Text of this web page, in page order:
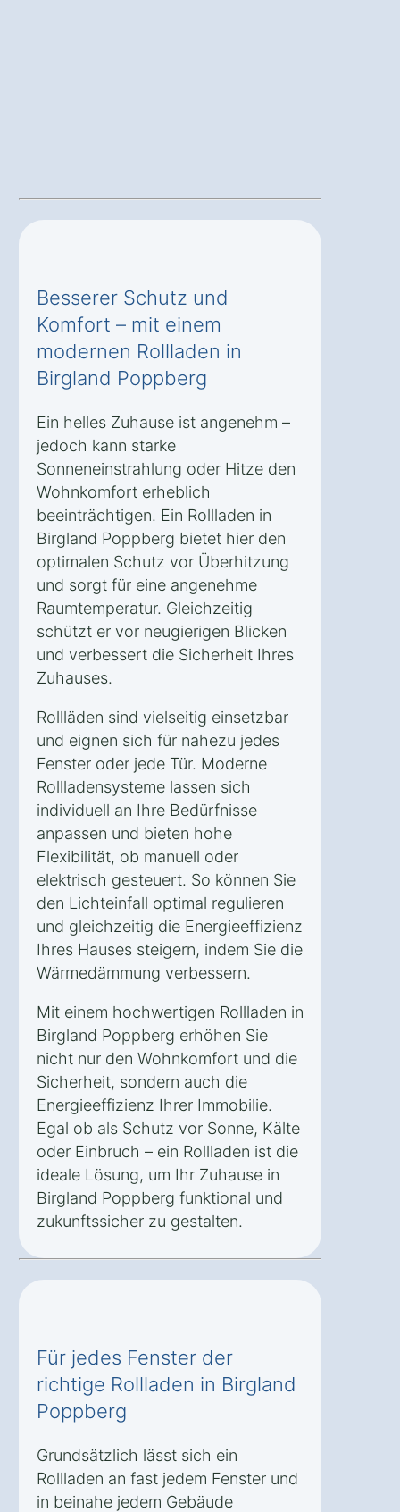
Besserer Schutz und
Komfort – mit einem
modernen Rollladen in
Birgland Poppberg
Ein helles Zuhause ist angenehm –
jedoch kann starke
Sonneneinstrahlung oder Hitze den
Wohnkomfort erheblich
beeinträchtigen. Ein Rollladen in
Birgland Poppberg bietet hier den
optimalen Schutz vor Überhitzung
und sorgt für eine angenehme
Raumtemperatur. Gleichzeitig
schützt er vor neugierigen Blicken
und verbessert die Sicherheit Ihres
Zuhauses.
Rollläden sind vielseitig einsetzbar
und eignen sich für nahezu jedes
Fenster oder jede Tür. Moderne
Rollladensysteme lassen sich
individuell an Ihre Bedürfnisse
anpassen und bieten hohe
Flexibilität, ob manuell oder
elektrisch gesteuert. So können Sie
den Lichteinfall optimal regulieren
und gleichzeitig die Energieeffizienz
Ihres Hauses steigern, indem Sie die
Wärmedämmung verbessern.
Mit einem hochwertigen Rollladen in
Birgland Poppberg erhöhen Sie
nicht nur den Wohnkomfort und die
Sicherheit, sondern auch die
Energieeffizienz Ihrer Immobilie.
Egal ob als Schutz vor Sonne, Kälte
oder Einbruch – ein Rollladen ist die
ideale Lösung, um Ihr Zuhause in
Birgland Poppberg funktional und
zukunftssicher zu gestalten.
Für jedes Fenster der
richtige Rollladen in Birgland
Poppberg
Grundsätzlich lässt sich ein
Rollladen an fast jedem Fenster und
in beinahe jedem Gebäude